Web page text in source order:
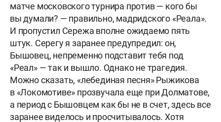
матче московского турнира против — кого бы
вы думали? — правильно, мадридского «Реала».
И пропустил Сережа вполне ожидаемо пять
штук. Серегу я заранее предупредил: он,
Бышовец, непременно подставит тебя под
«Реал» — так и вышло. Однако не трагедия.
Можно сказать, «лебединая песня» Рыжикова
в «Локомотиве» прозвучала еще при Долматове,
а период с Бышовцем как бы не в счет, здесь все
заранее виделось и просчитывалось. Хотя